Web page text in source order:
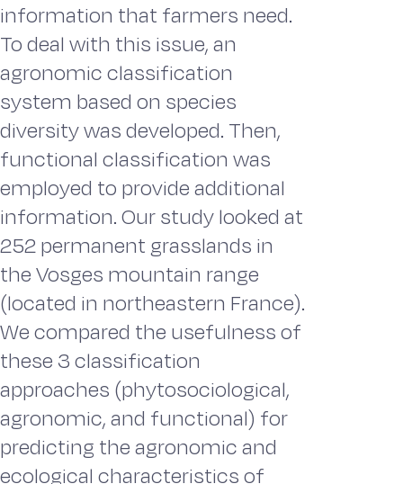
information that farmers need.
To deal with this issue, an
agronomic classification
system based on species
diversity was developed. Then,
functional classification was
employed to provide additional
information. Our study looked at
252 permanent grasslands in
the Vosges mountain range
(located in northeastern France).
We compared the usefulness of
these 3 classification
approaches (phytosociological,
agronomic, and functional) for
predicting the agronomic and
ecological characteristics of